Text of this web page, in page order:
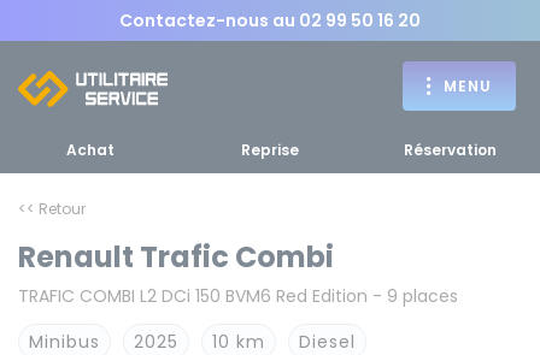
Contactez-nous au 02 99 50 16 20
MENU
MENU
Achat
d'un utilitaire
RETOUR MENU
Achat Reprise Réservation
<< Retour
Renault Trafic Combi
TRAFIC COMBI L2 DCi 150 BVM6 Red Edition - 9 places
Minibus
2025 10 km Diesel